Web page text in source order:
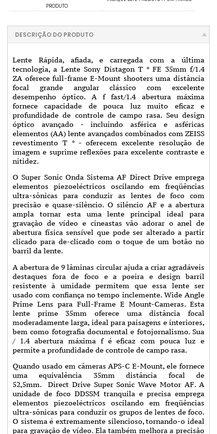
PRODUTO
DESCRIÇÃO DO PRODUTO
Lente Rápida, afiada, e carregada com a última
tecnologia, a Lente Sony Distagon T * FE 35mm f/1.4
ZA oferece full-frame E-Mount shooters uma distância
focal grande angular clássico com excelente
desempenho óptico. A f fast/1.4 abertura máxima
fornece capacidade de pouca luz muito eficaz e
profundidade de controle de campo rasa. Seu design
óptico avançado - incluindo asférica e asféricas
elementos (AA) lente avançados combinados com ZEISS
revestimento T * - oferecem excelente resolução de
imagem e suprime reflexões para excelente contraste e
nitidez.
O Super Sonic Onda Sistema AF Direct Drive emprega
elementos piezoeléctricos oscilando em freqüências
ultra-sônicas para conduzir as lentes de foco com
precisão e quase-silêncio. O silêncio AF e a abertura
ampla tornar esta uma lente principal ideal para
gravação de vídeo e cineastas vão adorar o anel de
abertura física sensível que pode ser alterado a partir
clicado para de-clicado com o toque de um botão no
barril da lente.
A abertura de 9 lâminas circular ajuda a criar agradáveis
destaques fora de foco e a poeira e design barril
resistente à umidade permitem que essa lente ser
usado com confiança no tempo inclemente. Wide Angle
Prime Lens para Full-Frame E Mount-Cameras. Esta
lente prime 35mm oferece uma distância focal
moderadamente larga, ideal para paisagens e interiores,
bem como fotografia documental e fotojornalismo. Sua
/ 1.4 abertura máxima f é eficaz com pouca luz e
permite a profundidade de controle de campo rasa.
Quando usado em câmeras APS-C E-Mount, ele fornece
uma equivalência 35mm distância focal de
52,5mm. Direct Drive Super Sonic Wave Motor AF. A
unidade de foco DDSSM tranquila e precisa emprega
elementos piezoeléctricos oscilando em freqüências
ultra-sônicas para conduzir os grupos de lentes de foco.
O sistema é extremamente silencioso, tornando-o ideal
para gravação de vídeo. Ela também melhora a precisão